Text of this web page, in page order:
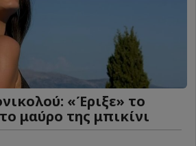
«Έριξε» το
μαύρο της μπικίνι